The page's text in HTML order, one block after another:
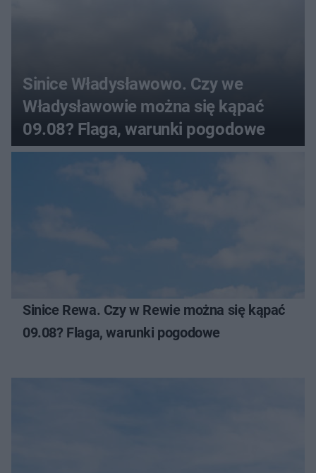
Sinice Władysławowo. Czy we
Władysławowie można się kąpać
09.08? Flaga, warunki pogodowe
Sinice Rewa. Czy w Rewie można się kąpać
09.08? Flaga, warunki pogodowe